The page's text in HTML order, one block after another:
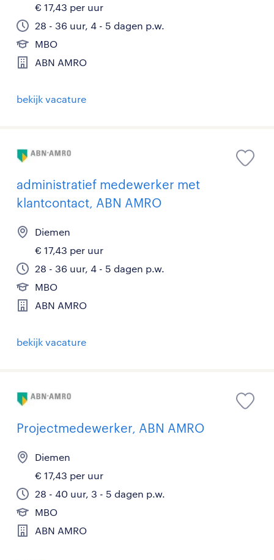
€ 17,43 per uur
28 - 36 uur, 4 - 5 dagen p.w.
MBO
ABN AMRO
bekijk vacature
administratief medewerker met
klantcontact, ABN AMRO
Diemen
€ 17,43 per uur
28 - 36 uur, 4 - 5 dagen p.w.
MBO
ABN AMRO
bekijk vacature
Projectmedewerker, ABN AMRO
Diemen
€ 17,43 per uur
28 - 40 uur, 3 - 5 dagen p.w.
MBO
ABN AMRO